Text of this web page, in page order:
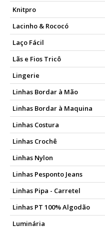
Knitpro
Lacinho & Rococó
Laço Fácil
Lãs e Fios Tricô
Lingerie
Linhas Bordar à Mão
Linhas Bordar à Maquina
Linhas Costura
Linhas Crochê
Linhas Nylon
Linhas Pesponto Jeans
Linhas Pipa - Carretel
Linhas PT 100% Algodão
Luminária